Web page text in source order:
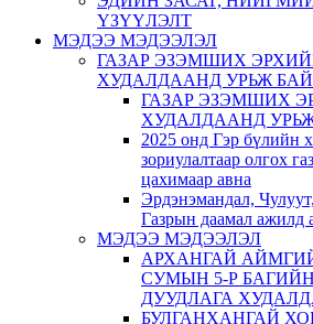
ҮЗҮҮЛЭЛТ
МЭДЭЭ МЭДЭЭЛЭЛ
ГАЗАР ЭЗЭМШИХ
ХУДАЛДААНД УРЬЖ
ГАЗАР ЭЗЭМШИХ
ХУДАЛДААНД
2025 онд Гэр бүлийн
зориулалтаар олгох
цахимаар авна
Эрдэнэмандал,
Газрын даамал ажилд
МЭДЭЭ МЭДЭЭЛЭЛ
АРХАНГАЙ
СУМЫН 5-Р
ДУУДЛАГА
БУЛГАНХАНГАЙ